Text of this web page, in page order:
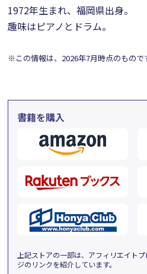
1972年生まれ、福岡県出身。
趣味はピアノとドラム。
※この情報は、2026年7月時点のもので
書籍を購入
上記ストアの一部は、アフィリエイト
ジのリンクを紹介しています。